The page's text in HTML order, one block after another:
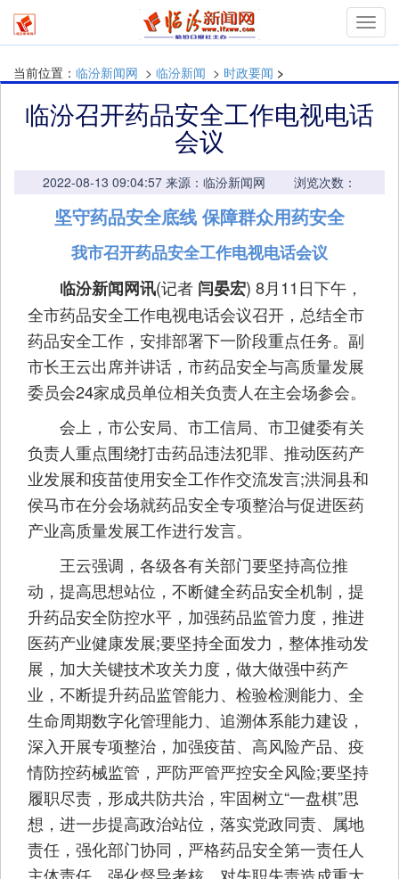
当前位置： 临汾新闻网 > 临汾新闻 > 时政要闻 >
临汾召开药品安全工作电视电话
会议
2022-08-13 09:04:57 来源：临汾新闻网 浏览次数：
坚守药品安全底线 保障群众用药安全
我市召开药品安全工作电视电话会议
临汾新闻网讯(记者 闫晏宏) 8月11日下午，
全市药品安全工作电视电话会议召开，总结全市
药品安全工作，安排部署下一阶段重点任务。副
市长王云出席并讲话，市药品安全与高质量发展
委员会24家成员单位相关负责人在主会场参会。
会上，市公安局、市工信局、市卫健委有关
负责人重点围绕打击药品违法犯罪、推动医药产
业发展和疫苗使用安全工作作交流发言;洪洞县和
侯马市在分会场就药品安全专项整治与促进医药
产业高质量发展工作进行发言。
王云强调，各级各有关部门要坚持高位推
动，提高思想站位，不断健全药品安全机制，提
升药品安全防控水平，加强药品监管力度，推进
医药产业健康发展;要坚持全面发力，整体推动发
展，加大关键技术攻关力度，做大做强中药产
业，不断提升药品监管能力、检验检测能力、全
生命周期数字化管理能力、追溯体系能力建设，
深入开展专项整治，加强疫苗、高风险产品、疫
情防控药械监管，严防严管严控安全风险;要坚持
履职尽责，形成共防共治，牢固树立“一盘棋”思
想，进一步提高政治站位，落实党政同责、属地
责任，强化部门协同，严格药品安全第一责任人